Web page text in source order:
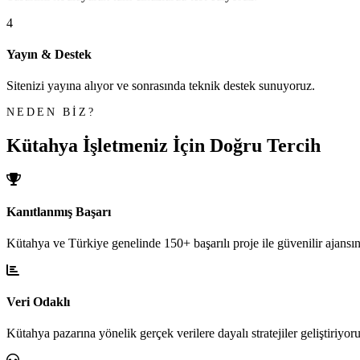
4
Yayın & Destek
Sitenizi yayına alıyor ve sonrasında teknik destek sunuyoruz.
NEDEN BİZ?
Kütahya İşletmeniz İçin Doğru Tercih
Kanıtlanmış Başarı
Kütahya ve Türkiye genelinde 150+ başarılı proje ile güvenilir
Veri Odaklı
Kütahya pazarına yönelik gerçek verilere dayalı stratejiler